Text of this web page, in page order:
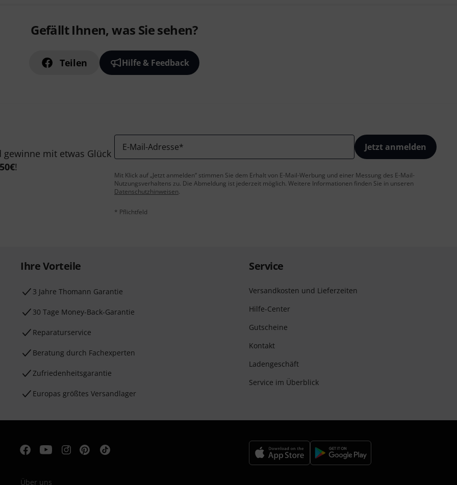
Gefällt Ihnen, was Sie sehen?
Teilen Hilfe & Feedback
mit etwas Glück
50€!
E-Mail-Adresse* Jetzt anmelden
Mit Klick auf „Jetzt anmelden“ stimmen Sie dem Erhalt von E-Mail-Werbung und einer Messung des E-Mail-
Nutzungsverhaltens zu. Die Abmeldung ist jederzeit möglich. Weitere Informationen finden Sie in unseren
Datenschutzhinweisen.
* Pflichtfeld
Ihre Vorteile
3 Jahre Thomann Garantie
30 Tage Money-Back-Garantie
Reparaturservice
Beratung durch Fachexperten
Zufriedenheitsgarantie
Europas größtes Versandlager
Service
Versandkosten und Lieferzeiten
Hilfe-Center
Gutscheine
Kontakt
Ladengeschäft
Service im Überblick
Über uns